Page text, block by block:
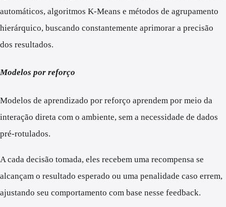
automáticos, algoritmos K-Means e métodos de agrupamento
hierárquico, buscando constantemente aprimorar a precisão
dos resultados.
Modelos por reforço
Modelos de aprendizado por reforço aprendem por meio da
interação direta com o ambiente, sem a necessidade de dados
pré-rotulados.
A cada decisão tomada, eles recebem uma recompensa se
alcançam o resultado esperado ou uma penalidade caso errem,
ajustando seu comportamento com base nesse feedback.